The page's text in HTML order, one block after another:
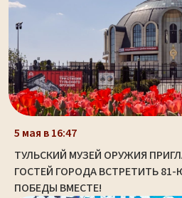
5 мая в 16:47
ТУЛЬСКИЙ МУЗЕЙ ОРУЖИЯ
ГОСТЕЙ ГОРОДА ВСТРЕТИТЬ
ПОБЕДЫ ВМЕСТЕ!